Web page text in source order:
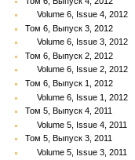
Volume 6, Issue 4, 2012
Том 6, Выпуск 3, 2012
Volume 6, Issue 3, 2012
Том 6, Выпуск 2, 2012
Volume 6, Issue 2, 2012
Том 6, Выпуск 1, 2012
Volume 6, Issue 1, 2012
Том 5, Выпуск 4, 2011
Volume 5, Issue 4, 2011
Том 5, Выпуск 3, 2011
Volume 5, Issue 3, 2011